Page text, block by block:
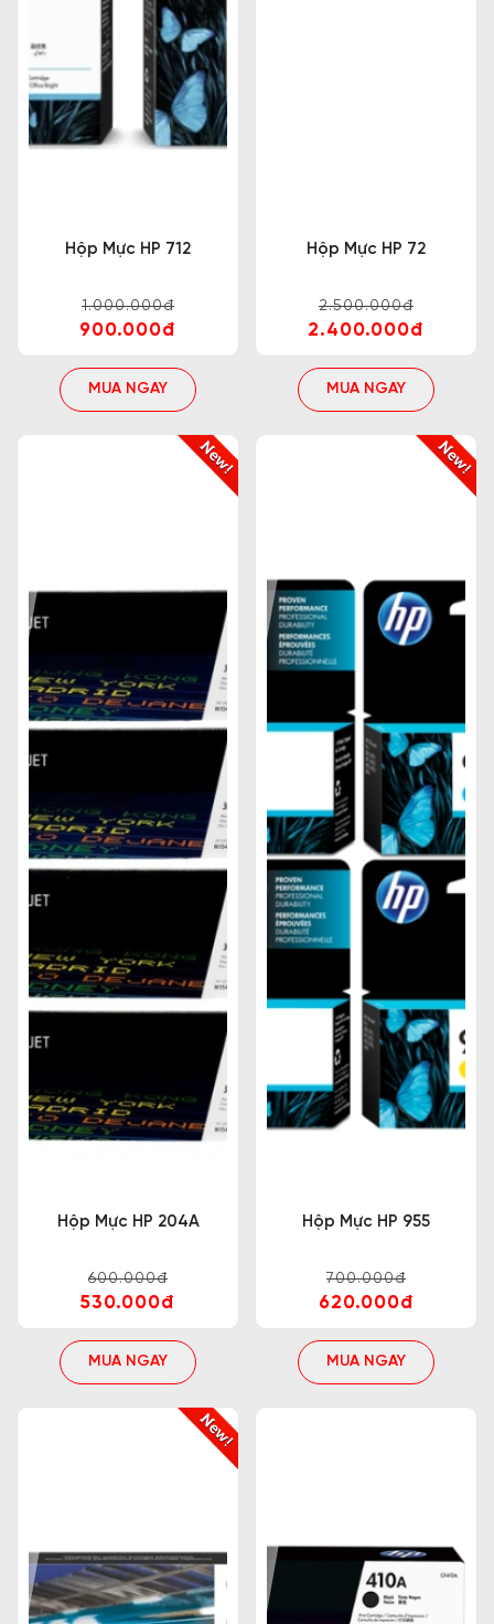
Hộp Mực HP 712
1.000.000đ
900.000đ
MUA NGAY
Hộp Mực HP 72
2.500.000đ
2.400.000đ
MUA NGAY
Hộp Mực HP 204A
600.000đ
530.000đ
MUA NGAY
Hộp Mực HP 955
700.000đ
620.000đ
MUA NGAY